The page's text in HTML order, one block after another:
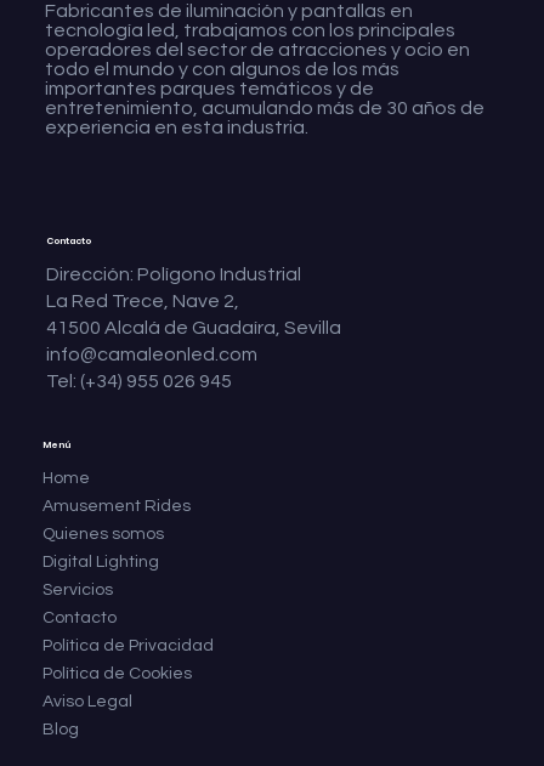
Fabricantes de iluminación y pantallas en
tecnología led, trabajamos con los principales
operadores del sector de atracciones y ocio en
todo el mundo y con algunos de los más
importantes parques temáticos y de
entretenimiento, acumulando más de 30 años de
experiencia en esta industria.
Menú
Home
Amusement Rides
Quienes somos
Digital Lighting
Servicios
Contacto
Política de Privacidad
Política de Cookies
Aviso Legal
Blog
Dirección: Polígono Industrial
La Red Trece, Nave 2,
41500 Alcalá de Guadaíra, Sevilla
info@camaleonled.com
Tel: (+34) 955 026 945
Contacto